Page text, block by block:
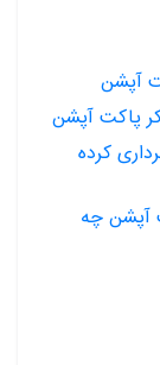
کرده
آپشن چه